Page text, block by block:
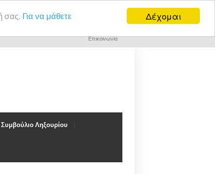
Δέχομαι
σας. Για να μάθετε
Επικοινωνία
Ληξουρίου